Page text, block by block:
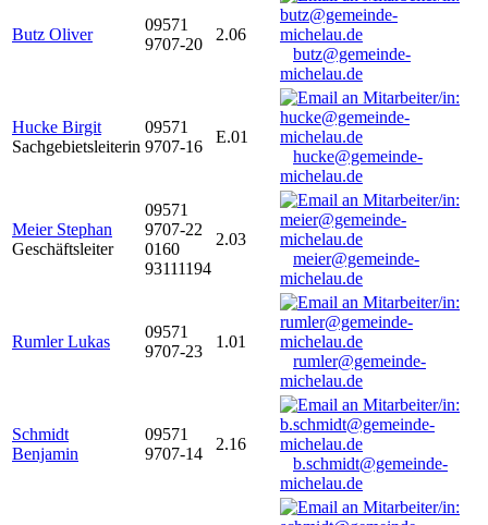
Butz Oliver
09571
9707-20
2.06
butz@gemeinde-
michelau.de
Hucke Birgit
Sachgebietsleiterin
09571
9707-16
E.01
hucke@gemeinde-
michelau.de
Meier Stephan
Geschäftsleiter
09571
9707-22
0160
93111194
2.03
meier@gemeinde-
michelau.de
Rumler Lukas
09571
9707-23
1.01
rumler@gemeinde-
michelau.de
Schmidt
Benjamin
09571
9707-14
2.16
b.schmidt@gemeinde-
michelau.de